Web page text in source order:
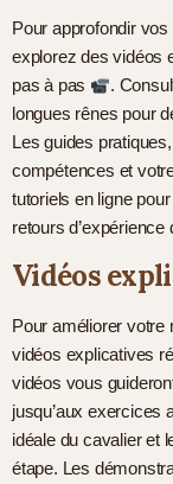
Pour approfondir
explorez des vidéos
pas à pas
.
longues rênes pour
Les guides
compétences et
tutoriels en ligne
retours
Vidéos
Pour améliorer votre
vidéos explicatives
vidéos vous
jusqu’aux exercices
idéale du cavalier et
étape. Les